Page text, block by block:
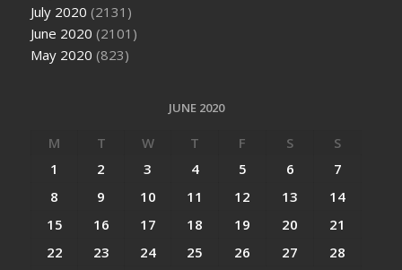
July 2020 (2131)
June 2020 (2101)
May 2020 (823)
JUNE 2020
M T W T F S
S
1
2 3 4 5 6
7
8
9 10 11 12 13
14
15
16 17 18 19 20
21
22
23 24 25 26 27
28